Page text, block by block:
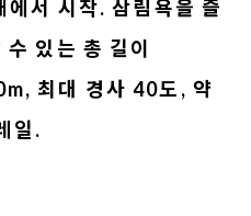
서 시작. 삼림욕을 즐
있는 총 길이
최대 경사 40도, 약
일.